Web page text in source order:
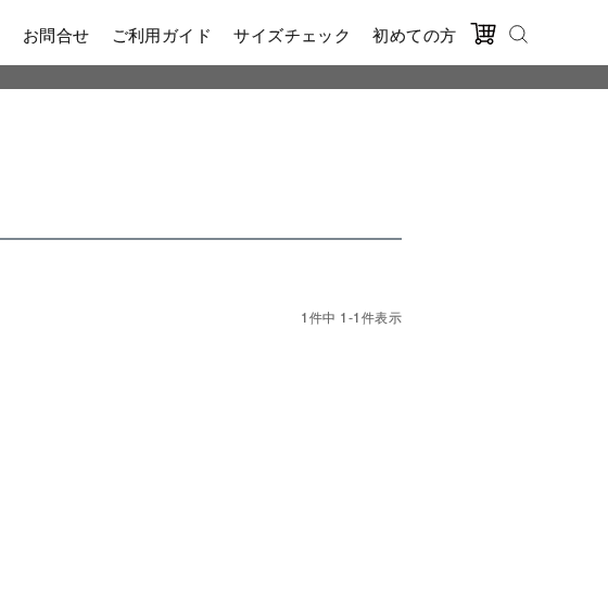
お問合せ ご利用ガイド サイズチェック 初めての方
1件中 1-1件表示